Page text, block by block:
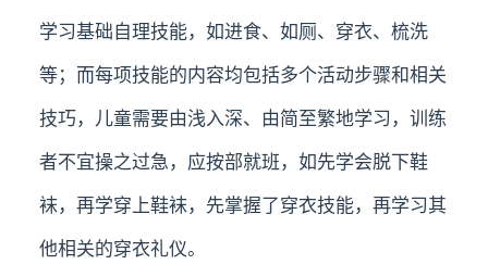
学习基础自理技能，如进食、如厕、穿衣、梳洗
等；而每项技能的内容均包括多个活动步骤和相关
技巧，儿童需要由浅入深、由简至繁地学习，训练
者不宜操之过急，应按部就班，如先学会脱下鞋
袜，再学穿上鞋袜，先掌握了穿衣技能，再学习其
他相关的穿衣礼仪。